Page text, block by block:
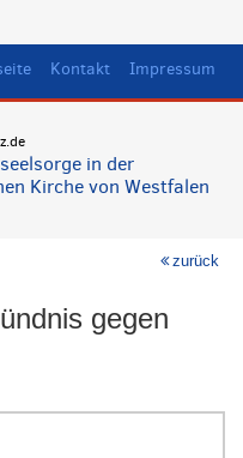
Kontakt Impressum
in der
Kirche von Westfalen
zurück
gegen